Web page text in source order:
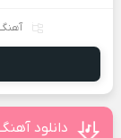
دانلود